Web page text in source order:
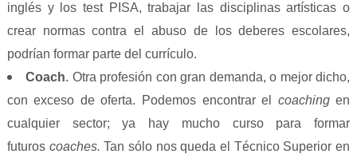
inglés y los test PISA, trabajar las disciplinas artísticas o
crear normas contra el abuso de los deberes escolares,
podrían formar parte del currículo.
Coach. Otra profesión con gran demanda, o mejor dicho,
con exceso de oferta. Podemos encontrar el coachingen
cualquier sector; ya hay mucho curso para formar
futuros coaches.Tan sólo nos queda el Técnico Superior en